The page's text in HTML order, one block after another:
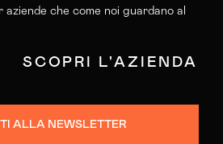
che come noi guardano al
SCOPRI L'AZIENDA
ALLA NEWSLETTER